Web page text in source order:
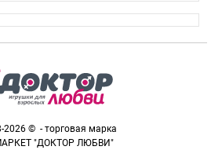
2026 © - торговая марка
"ДОКТОР ЛЮБВИ"